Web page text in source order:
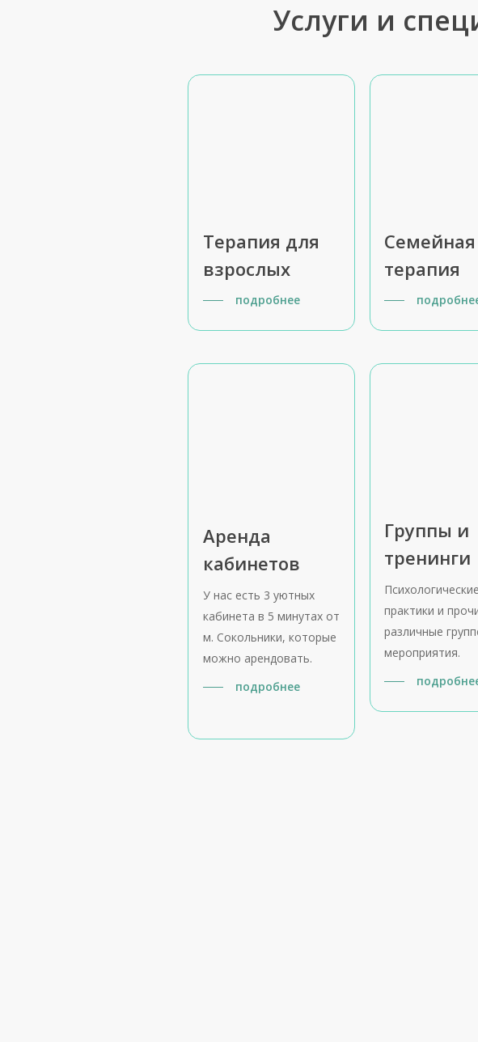
Услуги и
Терапия для
взрослых
подробнее
Семейная
терапия
Аренда
кабинетов
У нас есть 3 уютных
кабинета в 5 минутах от
м. Сокольники, которые
можно арендовать.
подробнее
Группы и
тренинги
практики и
различные
мероприятия.